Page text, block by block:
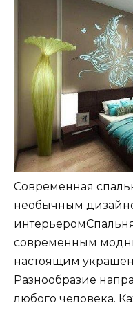
Современная
необычным
современным
настоящим
Разнообразие
любого человека.